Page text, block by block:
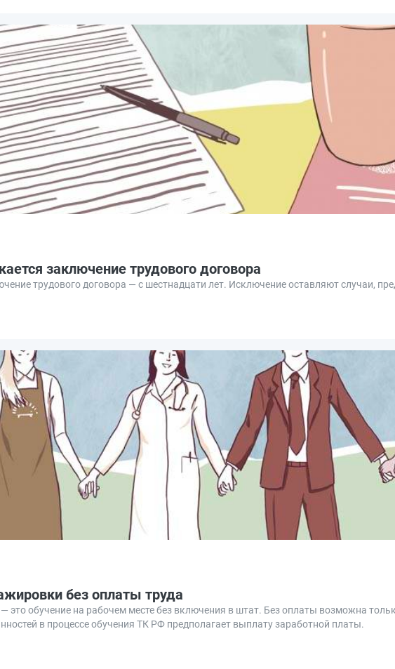
заключение трудового договора
трудового договора — с шестнадцати лет. Исключение оставляют случаи,
без оплаты труда
это обучение на рабочем месте без включения в штат. Без оплаты возможна
в процессе обучения ТК РФ предполагает выплату заработной платы.